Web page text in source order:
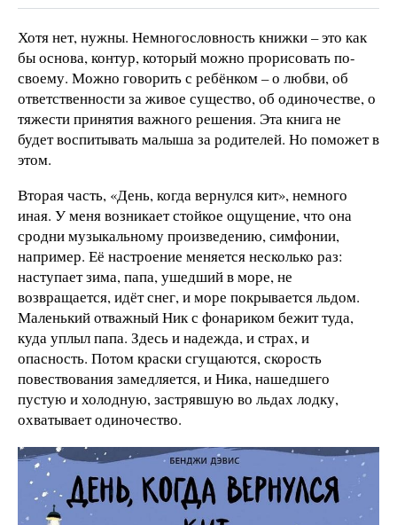
Хотя нет, нужны. Немногословность книжки – это как
бы основа, контур, который можно прорисовать по-
своему. Можно говорить с ребёнком – о любви, об
ответственности за живое существо, об одиночестве, о
тяжести принятия важного решения. Эта книга не
будет воспитывать малыша за родителей. Но поможет в
этом.
Вторая часть, «День, когда вернулся кит», немного
иная. У меня возникает стойкое ощущение, что она
сродни музыкальному произведению, симфонии,
например. Её настроение меняется несколько раз:
наступает зима, папа, ушедший в море, не
возвращается, идёт снег, и море покрывается льдом.
Маленький отважный Ник с фонариком бежит туда,
куда уплыл папа. Здесь и надежда, и страх, и
опасность. Потом краски сгущаются, скорость
повествования замедляется, и Ника, нашедшего
пустую и холодную, застрявшую во льдах лодку,
охватывает одиночество.